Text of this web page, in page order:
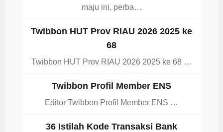
maju ini, perba…
Twibbon HUT Prov RIAU 2026 2025 ke
68
Twibbon HUT Prov RIAU 2026 2025 ke 68 …
Twibbon Profil Member ENS
Editor Twibbon Profil Member ENS …
36 Istilah Kode Transaksi Bank